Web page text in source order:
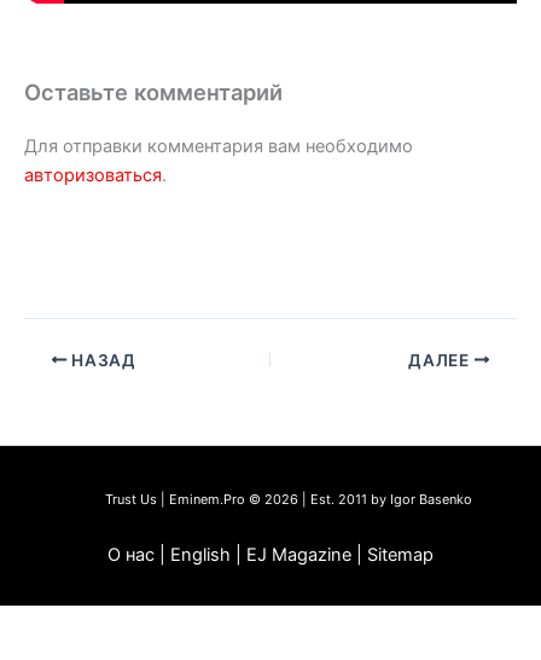
Оставьте комментарий
Для отправки комментария вам необходимо
авторизоваться.
НАЗАД ДАЛЕЕ
Trust Us | Eminem.Pro © 2026 | Est. 2011 by Igor Basenko
О нас | English | EJ Magazine | Sitemap